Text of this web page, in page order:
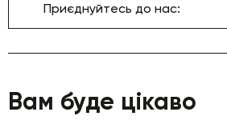
Приєднуйтесь до нас:
Вам буде цікаво